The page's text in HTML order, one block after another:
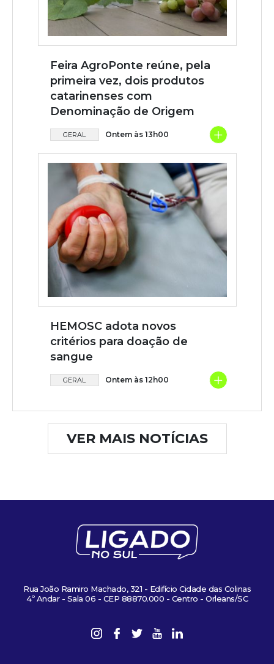
Feira AgroPonte reúne, pela
primeira vez, dois produtos
catarinenses com
Denominação de Origem
GERAL Ontem às 13h00 +
HEMOSC adota novos
critérios para doação de
sangue
GERAL Ontem às 12h00 +
VER MAIS NOTÍCIAS
Rua João Ramiro Machado, 321 - Edifício Cidade das Colinas
4º Andar - Sala 06 - CEP 88870.000 - Centro - Orleans/SC